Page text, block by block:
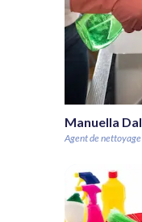
Manuella
Agent de nettoyage